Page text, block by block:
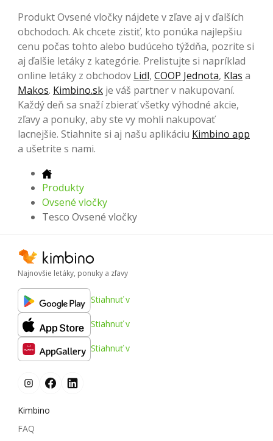
Produkt Ovsené vločky nájdete v zľave aj v ďalších
obchodoch. Ak chcete zistiť, kto ponúka najlepšiu
cenu počas tohto alebo budúceho týždňa, pozrite si
aj ďalšie letáky z kategórie. Prelistujte si napríklad
online letáky z obchodov Lidl, COOP Jednota, Klas a
Makos. Kimbino.sk je váš partner v nakupovaní.
Každý deň sa snaží zbierať všetky výhodné akcie,
zľavy a ponuky, aby ste vy mohli nakupovať
lacnejšie. Stiahnite si aj našu aplikáciu Kimbino app
a ušetrite s nami.
Produkty
Ovsené vločky
Tesco Ovsené vločky
Najnovšie letáky, ponuky a zľavy
Stiahnuť v
Stiahnuť v
Stiahnuť v
Kimbino
FAQ